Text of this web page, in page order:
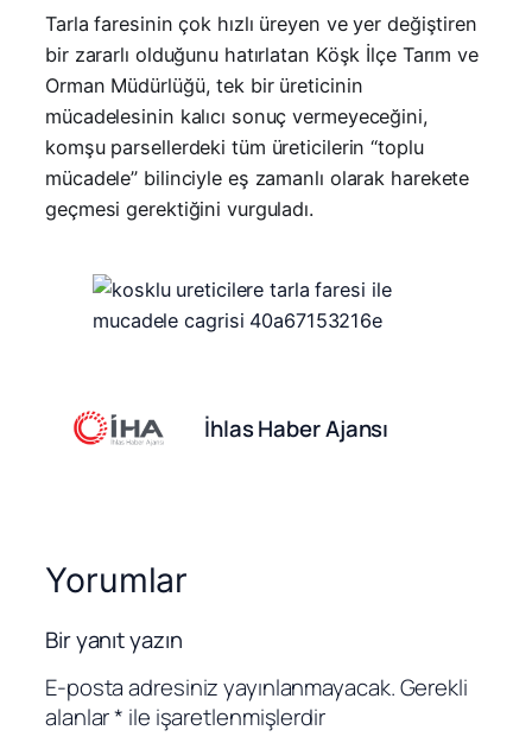
Tarla faresinin çok hızlı üreyen ve yer değiştiren
bir zararlı olduğunu hatırlatan Köşk İlçe Tarım ve
Orman Müdürlüğü, tek bir üreticinin
mücadelesinin kalıcı sonuç vermeyeceğini,
komşu parsellerdeki tüm üreticilerin “toplu
mücadele” bilinciyle eş zamanlı olarak harekete
geçmesi gerektiğini vurguladı.
İhlas Haber Ajansı
Yorumlar
Bir yanıt yazın
E-posta adresiniz yayınlanmayacak.Gerekli
alanlar* ile işaretlenmişlerdir